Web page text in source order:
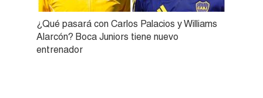
¿Qué pasará con Carlos Palacios y Williams
Alarcón? Boca Juniors tiene nuevo
entrenador